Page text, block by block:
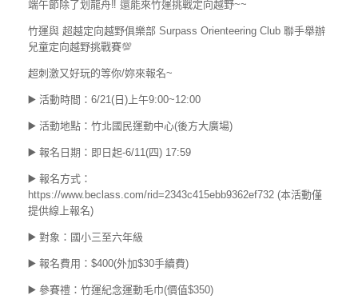
端午節除了划龍舟‼️ 還能來竹運挑戰定向越野~~
竹運與 超越定向越野俱樂部 Surpass Orienteering Club 聯手舉辦
兒童定向越野挑戰賽💯
超刺激又好玩的等你/妳來報名~
▶️ 活動時間：6/21(日)上午9:00~12:00
▶️ 活動地點：竹北國民運動中心(後方大廣場)
▶️ 報名日期：即日起-6/11(四) 17:59
▶️ 報名方式：
https://www.beclass.com/rid=2343c415ebb9362ef732 (本活動僅
提供線上報名)
▶️ 對象：國小三至六年級
▶️ 報名費用：$400(外加$30手續費)
▶️ 參賽禮：竹運紀念運動毛巾(價值$350)